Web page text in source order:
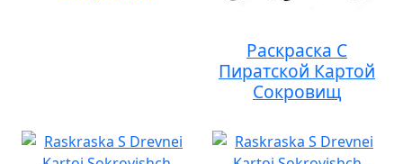
Раскраска С
Пиратской Картой
Сокровищ